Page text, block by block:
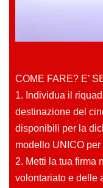
COME FARE? E’
1. Individua il
destinazione del
disponibili per la
modello UNICO
2. Metti la tua firma
volontariato e delle